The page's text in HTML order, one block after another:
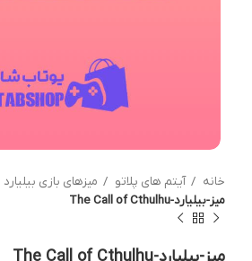
خانه آیتم های پلاتو
میزهای بازی بیلیارد
میز-بیلیارد-The Call of Cthulhu